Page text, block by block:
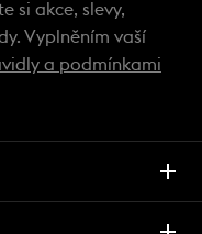
si akce, slevy,
Vyplněním vaší
a podmínkami